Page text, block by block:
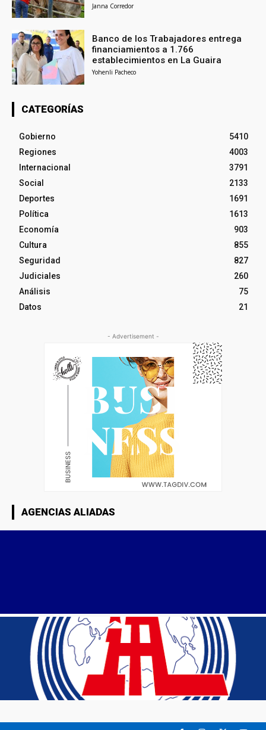
Janna Corredor
Banco de los Trabajadores entrega
financiamientos a 1.766
establecimientos en La Guaira
Yohenli Pacheco
CATEGORÍAS
Gobierno
5410
Regiones
4003
Internacional
3791
Social
2133
Deportes
1691
Política
1613
Economía
903
Cultura
855
Seguridad
827
Judiciales
260
Análisis
75
Datos
21
- Advertisement -
AGENCIAS ALIADAS